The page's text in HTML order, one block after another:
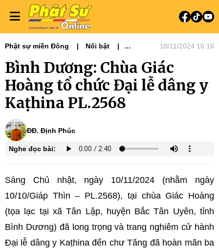
Phật sự miền Đông
Nổi bật
10/11/2024 16:16
Bình Dương: Chùa Giác
Hoàng tổ chức Đại lễ dâng y
Kaṭhina PL.2568
ĐĐ. Định Phúc
Nghe đọc bài:
Sáng Chủ nhật, ngày 10/11/2024 (nhằm ngày
10/10/Giáp Thìn – PL.2568), tại chùa Giác Hoàng
(tọa lạc tại xã Tân Lập, huyện Bắc Tân Uyên, tỉnh
Bình Dương) đã long trọng và trang nghiêm cử hành
Đại lễ dâng y Kaṭhina đến chư Tăng đã hoàn mãn ba